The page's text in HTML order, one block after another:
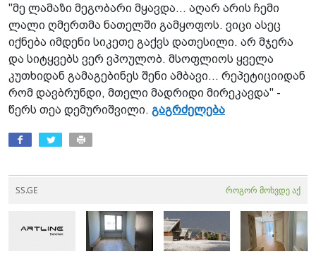
"მე ლამაზი მეგობარი მყავდა... აღარ არის ჩემი
ლალი ღმერთმა ნათელში გამყოფოს. ვიცი ასეც
იქნება იმდენი სიკეთე გაქვს დათესილი. არ მჯერა
და სიტყვებს ვერ ვპოულობ. მსოფლიოს ყველა
კუთხიდან გამაგებინეს შენი ამბავი... რეპეტიციიდან
რომ დავბრუნდი, მთელი მადრიდი მირეკავდა" -
წერს თეა დემურიშვილი. გაგრძელება
SS.GE როგორ მოხვდე აქ